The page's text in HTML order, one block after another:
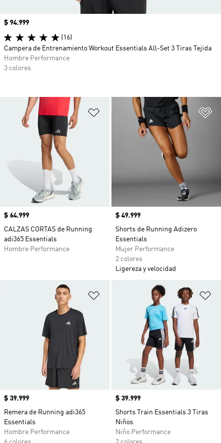
Añadir a la lista de deseos
Precio
$ 64.999
CALZAS CORTAS de Running
adi365 Essentials
Hombre Performance
Precio
$ 49.999
Shorts de Running Adizero
Essentials
Mujer Performance
2 colores
Ligereza y velocidad
Añadir a la lista de deseos
Precio
$ 39.999
Remera de Running adi365
Essentials
Hombre Performance
Precio
$ 39.999
Shorts Train Essentials 3 Tiras
Niños
Niño Performance
Precio
$ 94.999
(16)
Campera de Entrenamiento Workout Essentials All-Set 3 Tiras Tejida
Hombre Performance
3 colores